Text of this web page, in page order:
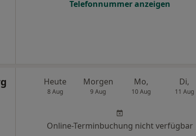
Telefonnummer anzeigen
Heute
8 Aug
Morgen
9 Aug
Mo,
10 Aug
Di,
11 Aug
Online-Terminbuchung nicht verfügbar